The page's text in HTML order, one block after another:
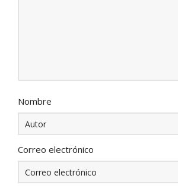
Nombre
Correo electrónico